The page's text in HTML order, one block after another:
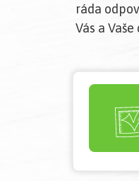
ráda
Vás a